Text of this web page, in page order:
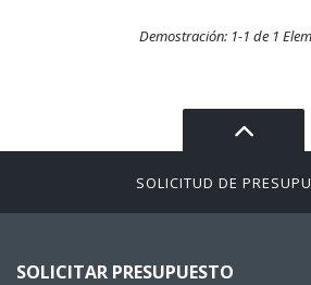
Demostración: 1-1 de 1
SOLICITUD DE
SOLICITAR PRESUPUESTO